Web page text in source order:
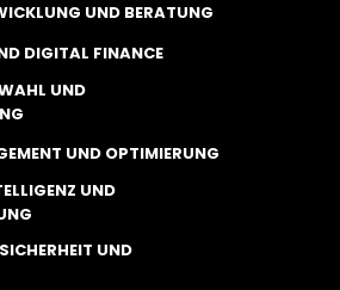
UND BERATUNG
DIGITAL FINANCE
UND
UND OPTIMIERUNG
UND
UND